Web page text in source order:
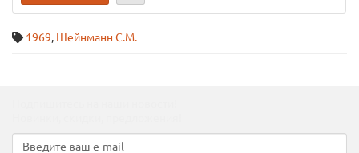
1969, Шейнманн С.М.